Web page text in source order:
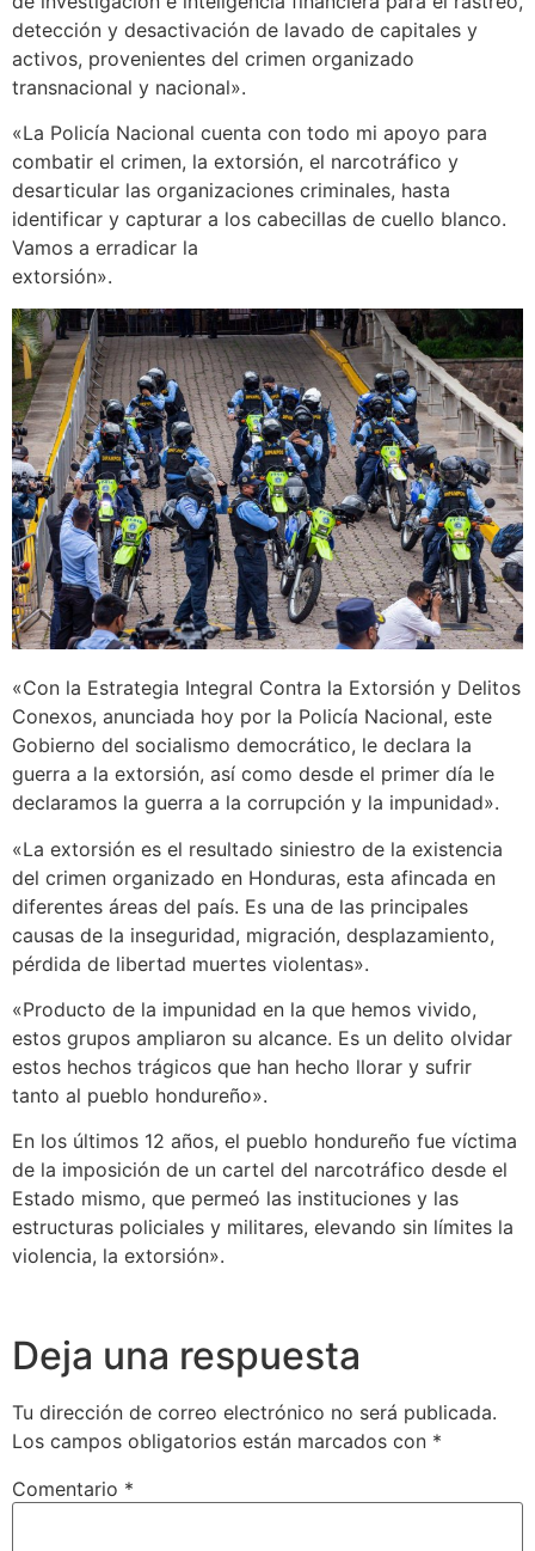
detección y desactivación de lavado de capitales y
activos, provenientes del crimen organizado
transnacional y nacional».
«La Policía Nacional cuenta con todo mi apoyo para
combatir el crimen, la extorsión, el narcotráfico y
desarticular las organizaciones criminales, hasta
identificar y capturar a los cabecillas de cuello blanco.
Vamos a erradicar la
extorsión».
«Con la Estrategia Integral Contra la Extorsión y Delitos
Conexos, anunciada hoy por la Policía Nacional, este
Gobierno del socialismo democrático, le declara la
guerra a la extorsión, así como desde el primer día le
declaramos la guerra a la corrupción y la impunidad».
«La extorsión es el resultado siniestro de la existencia
del crimen organizado en Honduras, esta afincada en
diferentes áreas del país. Es una de las principales
causas de la inseguridad, migración, desplazamiento,
pérdida de libertad muertes violentas».
«Producto de la impunidad en la que hemos vivido,
estos grupos ampliaron su alcance. Es un delito olvidar
estos hechos trágicos que han hecho llorar y sufrir
tanto al pueblo hondureño».
En los últimos 12 años, el pueblo hondureño fue víctima
de la imposición de un cartel del narcotráfico desde el
Estado mismo, que permeó las instituciones y las
estructuras policiales y militares, elevando sin límites la
violencia, la extorsión».
Deja una respuesta
Tu dirección de correo electrónico no será publicada.
Los campos obligatorios están marcados con *
Comentario *